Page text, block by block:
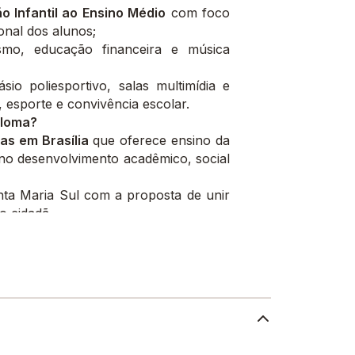
Infantil ao Ensino Médio com foco
dos alunos;
educação financeira e música
poliesportivo, salas multimídia e
esporte e convivência escolar.
em Brasília que oferece ensino da
desenvolvimento acadêmico, social
Maria Sul com a proposta de unir
cidadã.
crítico, pesquisa e aprendizagem